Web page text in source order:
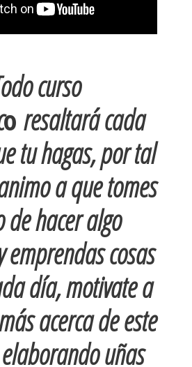
curso
o resaltará cada
tu hagas, por tal
a que tomes
de hacer algo
emprendas cosas
día, motivate a
acerca de este
uñas